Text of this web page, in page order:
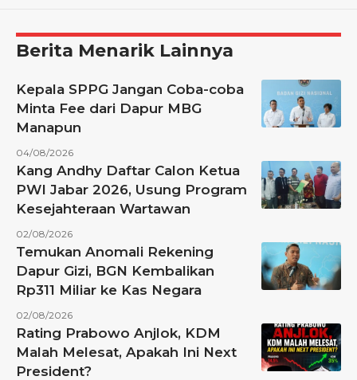
Berita Menarik Lainnya
Kepala SPPG Jangan Coba-coba
Minta Fee dari Dapur MBG
Manapun
04/08/2026
Kang Andhy Daftar Calon Ketua
PWI Jabar 2026, Usung Program
Kesejahteraan Wartawan
02/08/2026
Temukan Anomali Rekening
Dapur Gizi, BGN Kembalikan
Rp311 Miliar ke Kas Negara
02/08/2026
Rating Prabowo Anjlok, KDM
Malah Melesat, Apakah Ini Next
President?